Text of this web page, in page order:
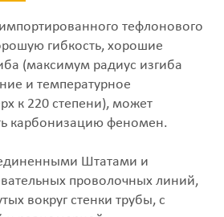
тефлонового
гибкость, хорошие
(максимум радиус изгиба
и температурное
к 220 степени), может
карбонизацию феномен.
Штатами и
проволочных линий,
вокруг стенки трубы, с